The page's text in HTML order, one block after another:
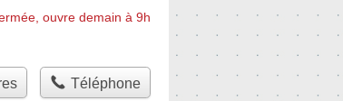
ouvre demain à 9h
Téléphone